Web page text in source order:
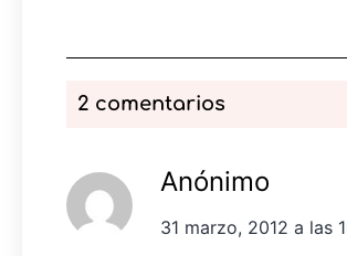
2 comentarios
Anónimo
31 marzo, 2012 a las